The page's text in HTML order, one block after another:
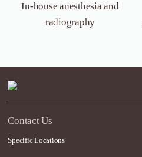
In-house anesthesiaand
radiography
Contact Us
Specific Locations